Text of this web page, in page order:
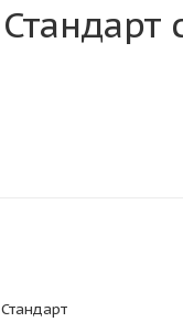
Стандарт